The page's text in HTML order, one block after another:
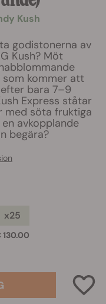
Kush
godistonerna av
Kush? Möt
kommer att
bara 7–9
Express ståtar
med söta fruktiga
avkopplande
begära?
x25
130.00